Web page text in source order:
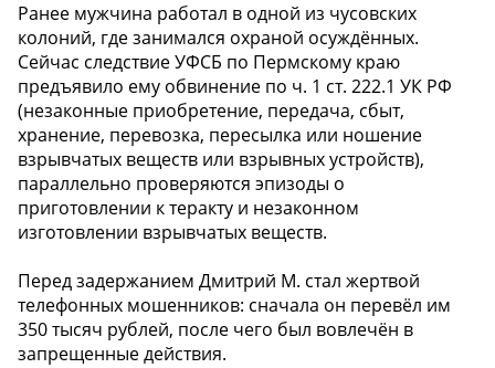
Ранее мужчина работал в одной из чусовских
колоний, где занимался охраной осуждённых.
Сейчас следствие УФСБ по Пермскому краю
предъявило ему обвинение по ч. 1 ст. 222.1 УК РФ
(незаконные приобретение, передача, сбыт,
хранение, перевозка, пересылка или ношение
взрывчатых веществ или взрывных устройств),
параллельно проверяются эпизоды о
приготовлении к теракту и незаконном
изготовлении взрывчатых веществ.
Перед задержанием Дмитрий М. стал жертвой
телефонных мошенников: сначала он перевёл им
350 тысяч рублей, после чего был вовлечён в
запрещенные действия.